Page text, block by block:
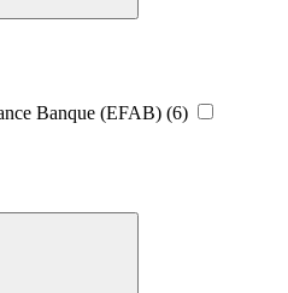
Banque (EFAB) (6)